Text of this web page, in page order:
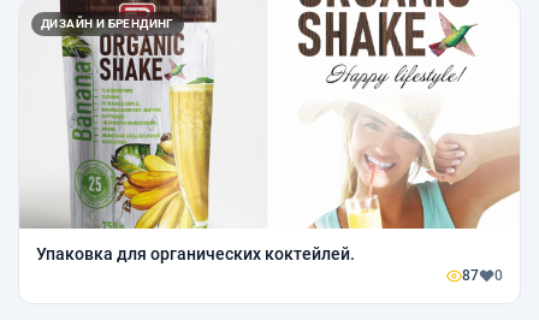
ДИЗАЙН И БРЕНДИНГ
Упаковка для органических коктейлей.
87 0